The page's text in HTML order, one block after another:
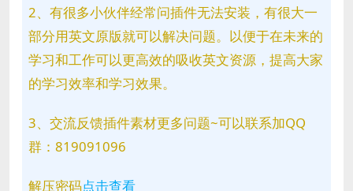
2、有很多小伙伴经常问插件无法安装，有很大一
部分用英文原版就可以解决问题。以便于在未来的
学习和工作可以更高效的吸收英文资源，提高大家
的学习效率和学习效果。
3、交流反馈插件素材更多问题~可以联系加QQ
群：819091096
解压密码点击查看